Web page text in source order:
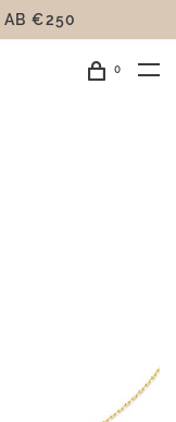
AB €250
0